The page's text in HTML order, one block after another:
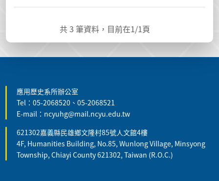
共3 筆資料，目前在1/1頁
應用歷史系所辦公室
Tel：05-2068520、05-2068521
E-mail：ncyuhg@mail.ncyu.edu.tw
621302嘉義縣民雄鄉文隆村85號人文館4樓
4F, Humanities Building, No.85, Wunlong Village, Minsyong
Township, Chiayi County 621302, Taiwan (R.O.C.)